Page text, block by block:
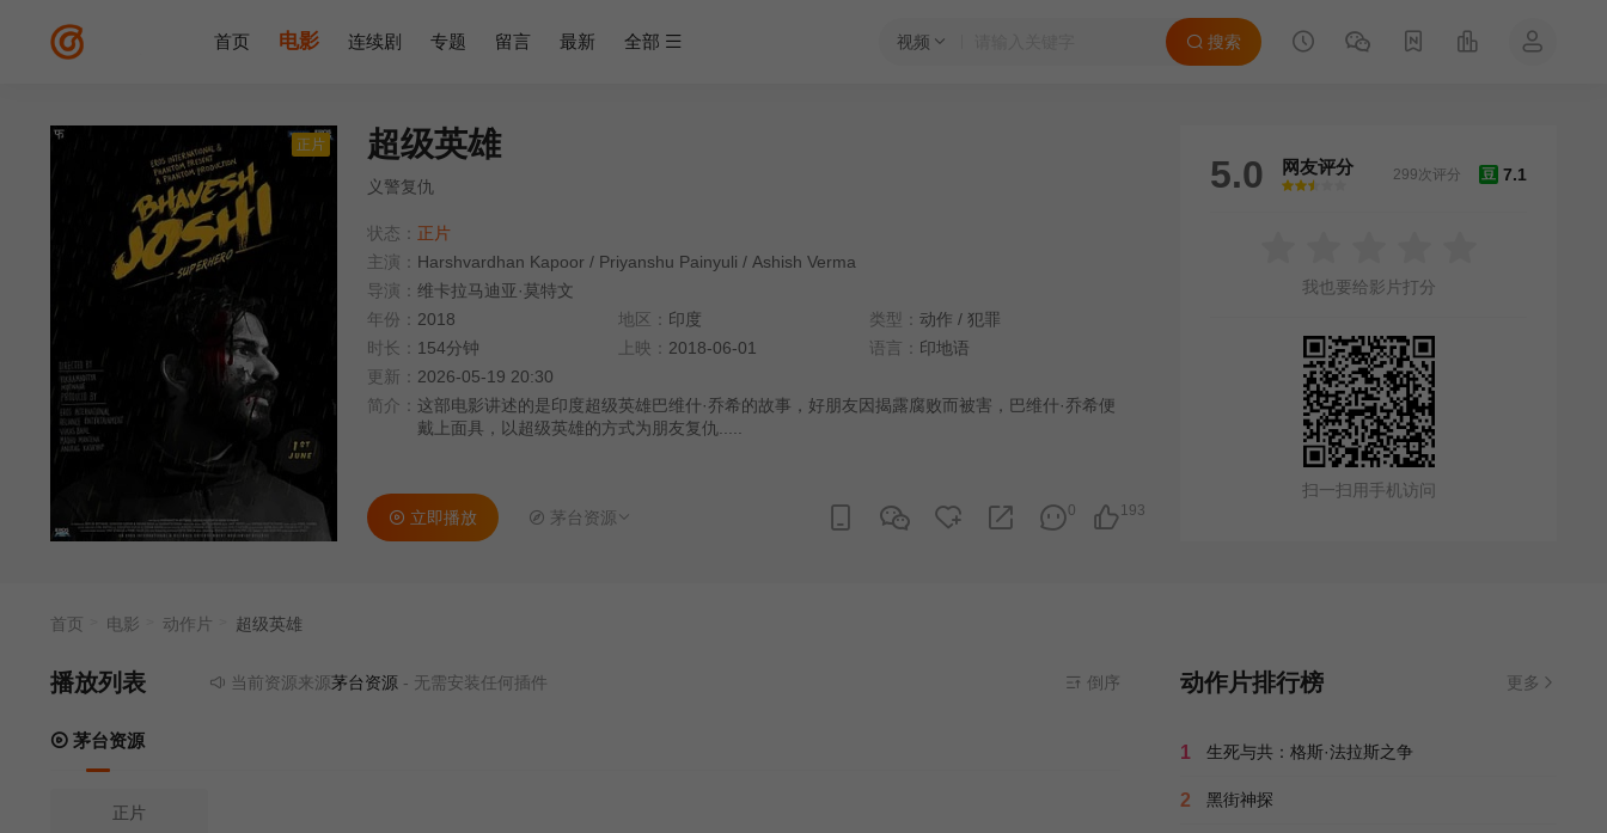
视频 搜索
首页 电影 连续剧 专题 留言 最新 全部
正片 超级英雄
义警复仇
状态： 正片
主演： Harshvardhan Kapoor / Priyanshu Painyuli / Ashish Verma
导演： 维卡拉马迪亚·莫特文
年份： 2018 地区： 印度 类型： 动作 / 犯罪
时长： 154分钟 上映： 2018-06-01 语言： 印地语
更新： 2026-05-19 20:30
简介： 这部电影讲述的是印度超级英雄巴维什·乔希的故事，好朋友因揭露腐败而被害，巴维什·乔希便
戴上面具，以超级英雄的方式为朋友复仇.....
193
0
立即播放 茅台资源
5.0 网友评分
很差
较差还行推荐力荐
豆 7.1
299次评分
我也要给影片打分
扫一扫用手机访问
首页 电影 动作片 超级英雄
播放列表 当前资源来源 茅台资源- 无需安装任何插件 倒序
茅台资源
正片
动作片排行榜 更多
1 生死与共：格斯·法拉斯之争
2 黑街神探